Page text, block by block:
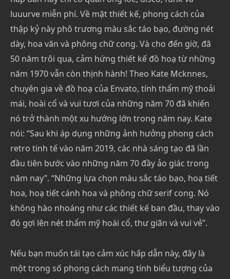
luuurve miễn phí. Về mặt thiết kế, phong cách của
thập kỷ này phô trương màu sắc táo bạo, đường nét
dày, hoa văn và phông chữ cong. Và cho đến giờ, đã
50 năm trôi qua, cảm hứng thiết kế đồ hoạ từ những
năm 1970 vẫn còn thịnh hành! Theo Kate Mcknnes,
chuyên gia về đồ hoạ của Envato, tính thẩm mỹ thoải
mái, hoài cổ và vui tươi của những năm 70 đã khiến
nó trở thành một xu hướng lớn trong năm nay. Kate
nói: “Sau khi áp dụng những ảnh hưởng phong cách
retro tinh tế vào năm 2019, các nhà sáng tạo đã lần
đầu tiên bước vào những năm 70 đầy ảo giác trong
năm nay”. “Những lựa chọn màu sắc táo bạo, hoạ tiết
hoa, hoạ tiết cánh hoa và phông chữ serif cong. Nó
không hào nhoáng như các thiết kế ban đầu, thay vào
đó gợi lên nét thẩm mỹ hoài cổ, thư giãn và vui vẻ”.
Nếu bạn muốn tái tạo cảm xúc hấp dẫn này, đây là
một trong số phong cách mang tính biểu tượng của